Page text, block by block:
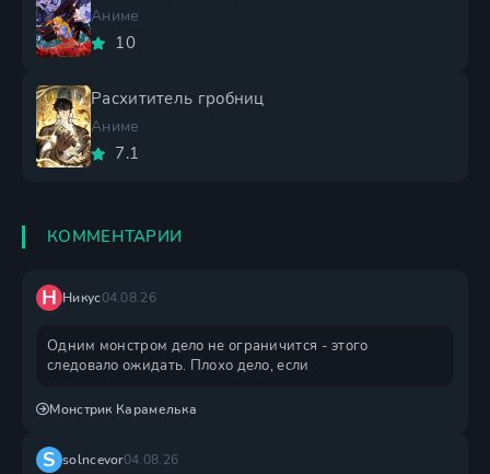
Аниме
10
Расхититель гробниц
Аниме
7.1
КОММЕНТАРИИ
Н Никус04.08.26
Одним монстром дело не ограничится - этого
следовало ожидать. Плохо дело, если
Монстрик Карамелька
S solncevor04.08.26